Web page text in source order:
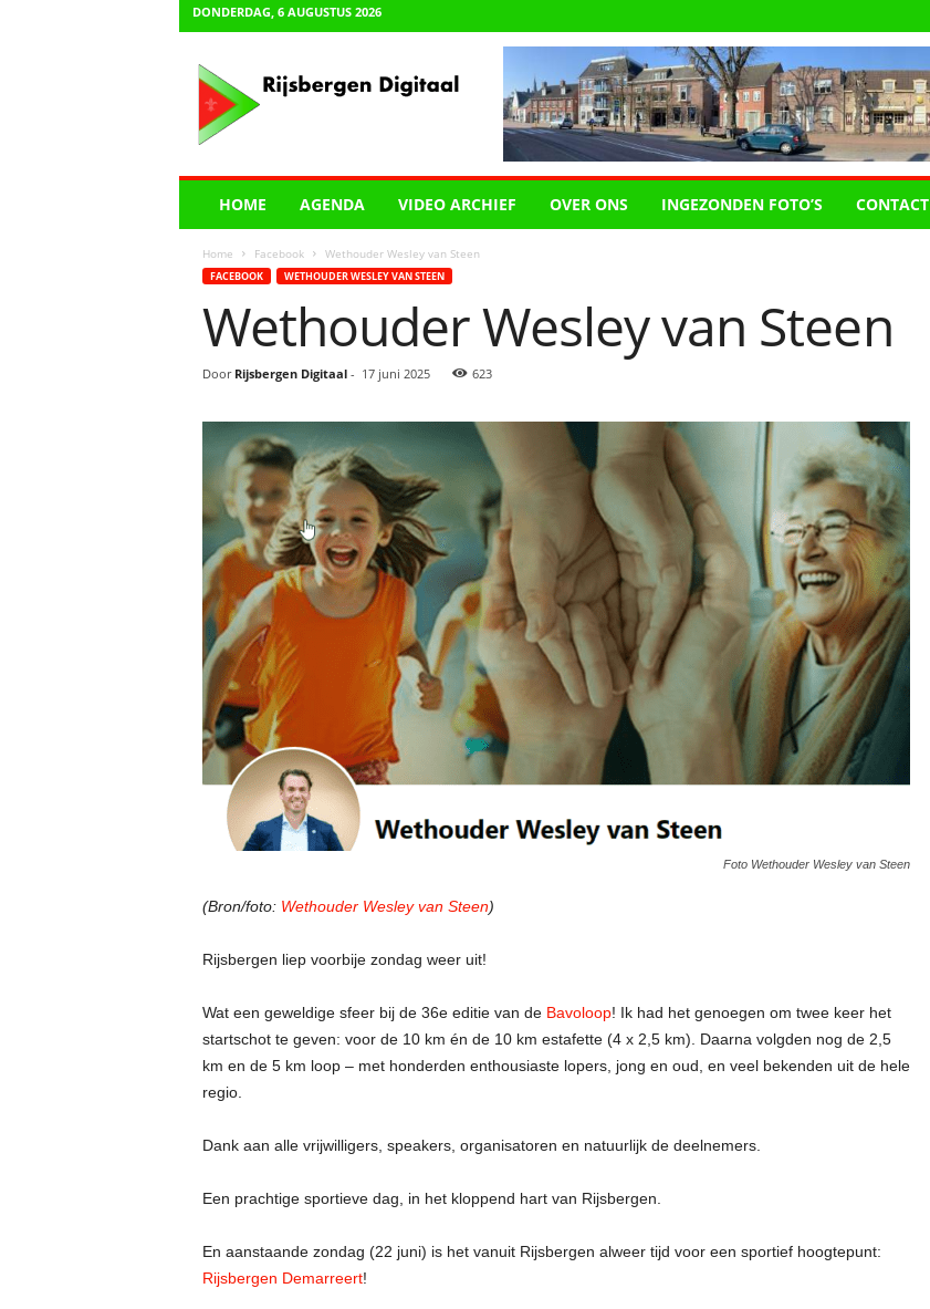
DONDERDAG, 6 AUGUSTUS 2026
HOME AGENDA VIDEO ARCHIEF OVER ONS INGEZONDEN FOTO’S CONTACT
Home Facebook Wethouder Wesley van Steen
FACEBOOK WETHOUDER WESLEY VAN STEEN
Wethouder Wesley van Steen
Door Rijsbergen Digitaal- 17 juni 2025 623
Foto Wethouder Wesley van Steen
(Bron/foto:Wethouder Wesley van Steen)
Rijsbergen liep voorbije zondag weer uit!
Wat een geweldige sfeer bij de 36e editie van de Bavoloop! Ik had het genoegen om twee keer het
startschot te geven: voor de 10 km én de 10 km estafette (4 x 2,5 km). Daarna volgden nog de 2,5
km en de 5 km loop – met honderden enthousiaste lopers, jong en oud, en veel bekenden uit de hele
regio.
Dank aan alle vrijwilligers, speakers, organisatoren en natuurlijk de deelnemers.
Een prachtige sportieve dag, in het kloppend hart van Rijsbergen.
En aanstaande zondag (22 juni) is het vanuit Rijsbergen alweer tijd voor een sportief hoogtepunt:
Rijsbergen Demarreert!